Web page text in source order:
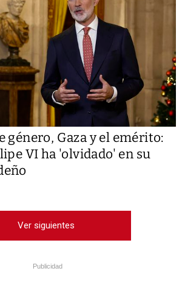
género, Gaza y el emérito:
VI ha 'olvidado' en su
Ver siguientes
Publicidad